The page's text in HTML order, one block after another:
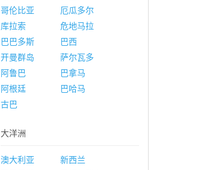
哥伦比亚
厄瓜多尔
库拉索
危地马拉
巴巴多斯
巴西
开曼群岛
萨尔瓦多
阿鲁巴
巴拿马
阿根廷
巴哈马
古巴
大洋洲
澳大利亚
新西兰